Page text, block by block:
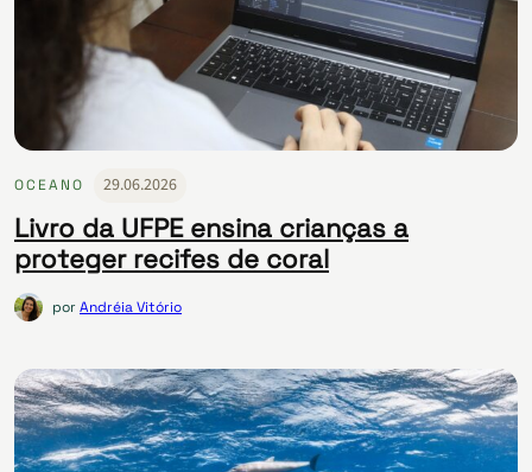
OCEANO 29.06.2026
Livro da UFPE ensina crianças a
proteger recifes de coral
porAndréia Vitório